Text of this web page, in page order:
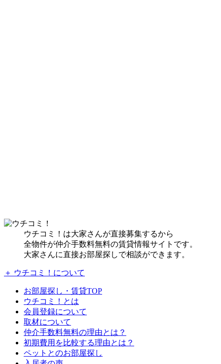
ウチコミ！は大家さんが直接募集するから
全物件が仲介手数料無料の賃貸情報サイトです。
大家さんに直接お部屋探しで相談ができます。
＋ ウチコミ！について
お部屋探し・賃貸TOP
ウチコミ！とは
会員登録について
取材について
仲介手数料無料の理由とは？
初期費用を比較する理由とは？
ペットとのお部屋探し